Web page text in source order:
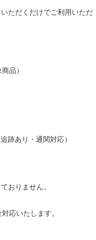
ただくだけでご利用いただ
品）
跡あり・通関対応）
おりません。
応いたします。